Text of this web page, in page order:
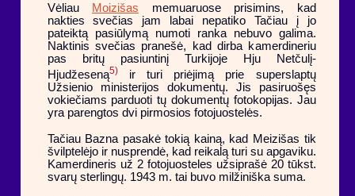
Vėliau Moizišas memuaruose prisimins, kad
nakties svečias jam labai nepatiko Tačiau į jo
pateiktą pasiūlymą numoti ranka nebuvo galima.
Naktinis svečias pranešė, kad dirba kamerdineriu
pas britų pasiuntinį Turkijoje Hju Netčulį-
Hjudžeseną5)ir turi priėjimą prie superslaptų
Užsienio ministerijos dokumentų. Jis pasiruošęs
vokiečiams parduoti tų dokumentų fotokopijas. Jau
yra parengtos dvi pirmosios fotojuostelės.
Tačiau Bazna pasakė tokią kainą, kad Meizišas tik
švilptelėjo ir nusprendė, kad reikalą turi su apgaviku.
Kamerdineris už 2 fotojuosteles užsiprašė 20 tūkst.
svarų sterlingų. 1943 m. tai buvo milžiniška suma.